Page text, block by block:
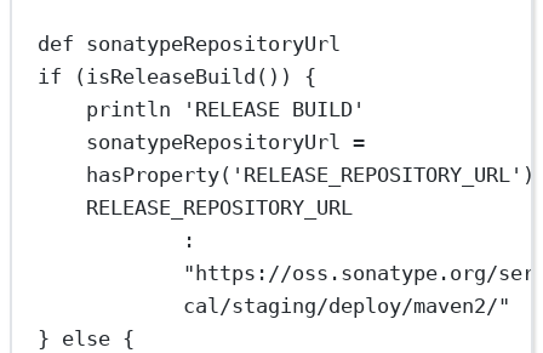
def sonatypeRepositoryUrl
if (isReleaseBuild()) {
println
'RELEASE BUILD'
sonatypeRepositoryUrl =
hasProperty( 'RELEASE_REPOSITORY_URL'
RELEASE_REPOSITORY_URL
"https://oss.sonatype.org/
cal/staging/deploy/maven2/"
} else {